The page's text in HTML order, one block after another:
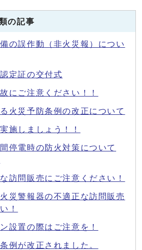
の記事
の誤作動（非火災報）につい
定証の交付式
にご注意ください！！
火災予防条例の改正について
施しましょう！！
停電時の防火対策について
訪問販売にご注意ください！
災警報器の不適正な訪問販売
！
設置の際はご注意を！
例が改正されました。